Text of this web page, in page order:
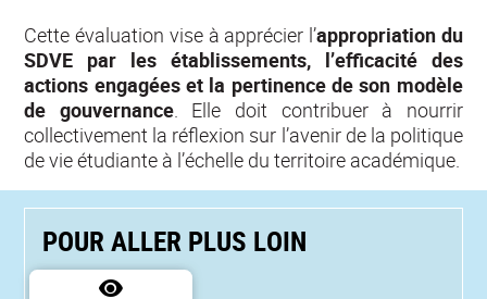
Cette évaluation vise à apprécier l’appropriation du
SDVE par les établissements, l’efficacité des
actions engagées et la pertinence de son modèle
de gouvernance. Elle doit contribuer à nourrir
collectivement la réflexion sur l’avenir de la politique
de vie étudiante à l’échelle du territoire académique.
POUR ALLER PLUS LOIN